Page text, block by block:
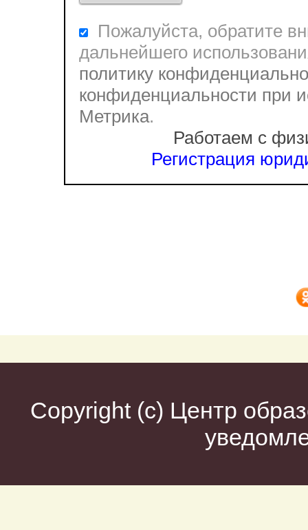
Пожалуйста, обратите
дальнейшего
политику
конфиденциальности при
Метрика.
Работаем с
Регистрация
Copyright (c) Центр